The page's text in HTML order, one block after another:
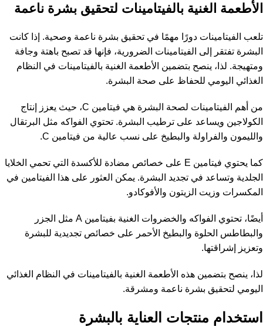
الأطعمة الغنية بالفيتامينات لتحقيق بشرة ناعمة
تلعب الفيتامينات دورًا مهمًا في تحقيق بشرة ناعمة وصحية. إذا كانت
البشرة تفتقر إلى الفيتامينات الضرورية، فإنها قد تصبح باهتة وجافة
ومتهيجة. لذا، ينصح بتضمين الأطعمة الغنية بالفيتامينات في النظام
الغذائي اليومي للحفاظ على صحة البشرة.
من أهم الفيتامينات لصحة البشرة هي فيتامين C، حيث يعزز إنتاج
الكولاجين ويساعد على ترطيب البشرة. تحتوي الفواكه مثل البرتقال
والليمون والفراولة والبطيخ على نسب عالية من فيتامين C.
كما يحتوي فيتامين E على خصائص مضادة للأكسدة التي تحمي الخلايا
الجلدية وتساعد في تجديد البشرة. يمكن العثور على هذا الفيتامين في
المكسرات وزيت الزيتون والأفوكادو.
أيضًا، تحتوي الفواكه والخضروات الغنية بفيتامين A مثل الجزر
والبطاطس الحلوة والبطيخ الأحمر على خصائص تجديدية للبشرة
وتعزيز إشراقتها.
لذا، ينصح بتضمين هذه الأطعمة الغنية بالفيتامينات في النظام الغذائي
اليومي لتحقيق بشرة ناعمة ومشرقة.
استخدام منتجات العناية بالبشرة